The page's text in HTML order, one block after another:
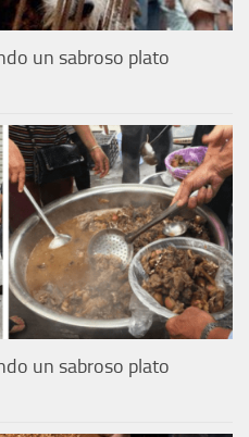
un sabroso plato
un sabroso plato